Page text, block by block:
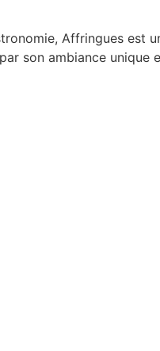
Affringues est
son ambiance unique